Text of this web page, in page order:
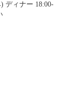
ディナー 18:00-